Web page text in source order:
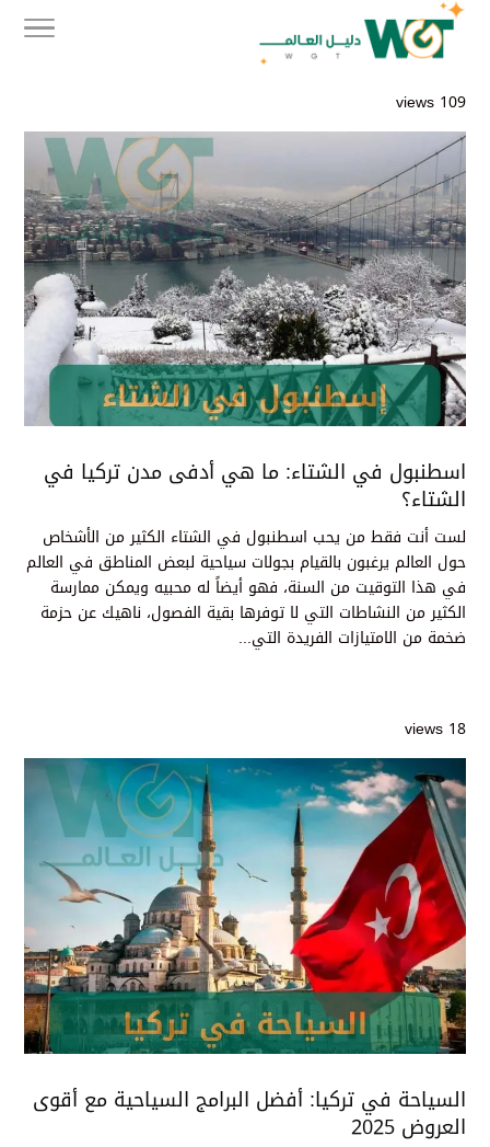
109 views
اسطنبول في الشتاء: ما هي أدفى مدن تركيا في
الشتاء؟
لست أنت فقط من يحب اسطنبول في الشتاء الكثير من الأشخاص
حول العالم يرغبون بالقيام بجولات سياحية لبعض المناطق في العالم
في هذا التوقيت من السنة، فهو أيضاً له محبيه ويمكن ممارسة
الكثير من النشاطات التي لا توفرها بقية الفصول، ناهيك عن حزمة
ضخمة من الامتيازات الفريدة التي...
18 views
السياحة في تركيا: أفضل البرامج السياحية مع أقوى
العروض 2025